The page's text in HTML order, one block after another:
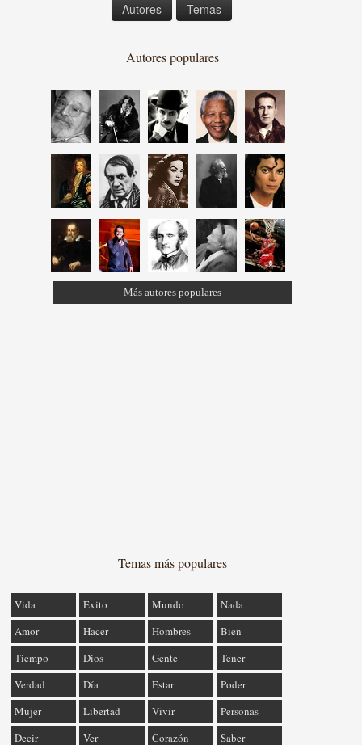
Autores Temas
Autores populares
Más autores populares
Temas más populares
Vida Éxito Mundo
Nada
Amor
Hacer Hombres
Bien
Tiempo
Dios Gente
Tener
Verdad
Día Estar
Poder
Mujer
Libertad Vivir
Personas
Decir
Ver Corazón Saber